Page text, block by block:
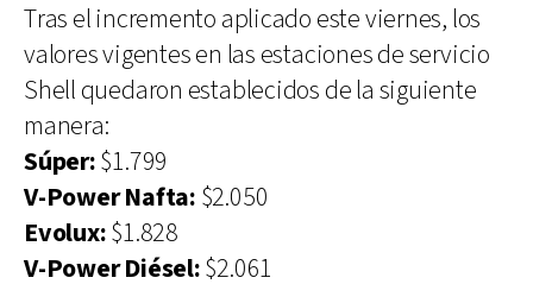
Tras el incremento aplicado este viernes, los
valores vigentes en las estaciones de servicio
Shell quedaron establecidos de la siguiente
manera:
Súper:$1.799
V-Power Nafta: $2.050
Evolux:$1.828
V-Power Diésel:$2.061